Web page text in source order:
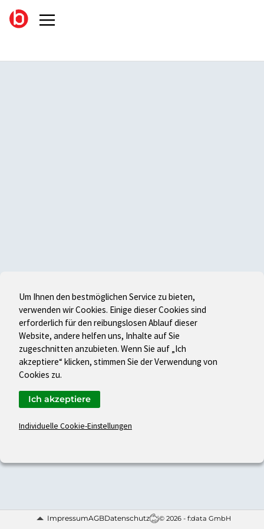
ImpressumAGBDatenschutz © 2026 - f:data GmbH
Um Ihnen den bestmöglichen Service zu bieten,
verwenden wir Cookies. Einige dieser Cookies sind
erforderlich für den reibungslosen Ablauf dieser
Website, andere helfen uns, Inhalte auf Sie
zugeschnitten anzubieten. Wenn Sie auf „Ich
akzeptiere“ klicken, stimmen Sie der Verwendung von
Cookies zu.
Individuelle Cookie-Einstellungen
Ich akzeptiere